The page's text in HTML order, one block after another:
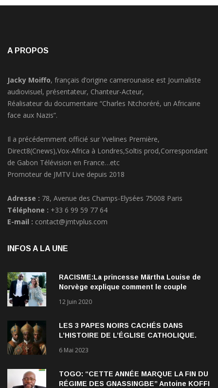
A PROPOS
Jacky Moiffo, français d’origine camerounaise est Journaliste
audiovisuel, présentateur, Chanteur-Acteur,
Réalisateur du documentaire “Charles Ntchoréré, un Africaine
face aux Nazis”.
Il a précédemment officié sur Yvelines Première,
Direct8(Cnews),Vox-Africa à Londres,Soltis prod,Correspondant
de Gabon Télévision en France…etc
Promoteur de JMTV Live depuis 2018
Adresse : 78, Avenue des Champs-Elysées 75008 Paris
Téléphone : +33 6 99 59 77 64
E-mail : contact@jmtvplus.com
INFOS A LA UNE
RACISME:La princesse Märtha Louise de
Norvège explique comment le couple
Verrett lui a ouvert les yeux sur le racisme
12 Juin 2020
LES 3 PAPES NOIRS CACHÉS DANS
L’HISTOIRE DE L’ÉGLISE CATHOLIQUE.
6 Mai 2023
TOGO: “CETTE ANNÉE MARQUE LA FIN DU
RÉGIME DES GNASSINGBE” Antoine KOFFI